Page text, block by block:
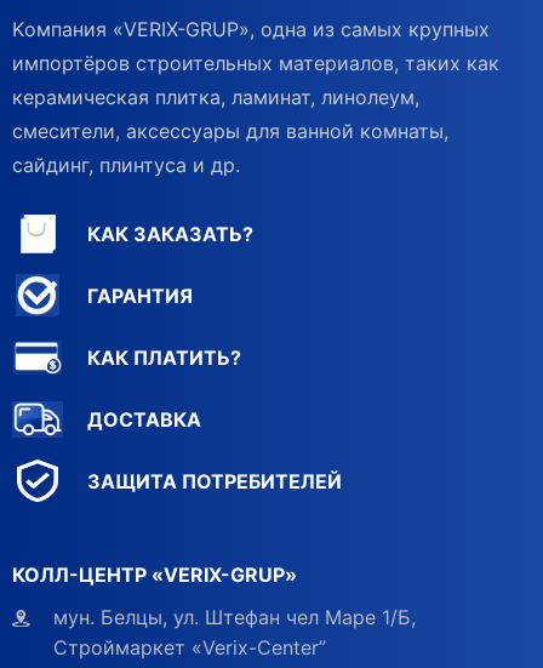
Kомпания «VERIX-GRUP», одна из самых крупных
импортёров строительных материалов, таких как
керамическая плитка, ламинат, линолеум,
смесители, аксессуары для ванной комнаты,
сайдинг, плинтуса и др.
КОЛЛ-ЦЕНТР «VERIX-GRUP»
мун. Белцы, ул. Штефан чел Маре 1/Б,
Строймаркет «Verix-Center”
КАК ЗАКАЗАТЬ?
ГАРАНТИЯ
КАК ПЛАТИТЬ?
ДОСТАВКА
ЗАЩИТА ПОТРЕБИТЕЛЕЙ